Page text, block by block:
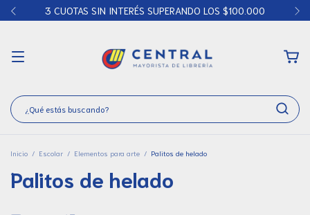
3 CUOTAS SIN INTERÉS SUPERANDO LOS $100.000
Inicio / Escolar / Elementos para arte / Palitos de helado
Palitos de helado